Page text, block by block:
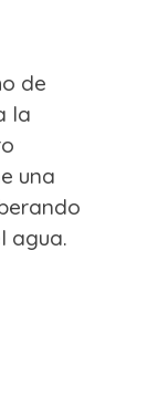
de
la
una
agua.